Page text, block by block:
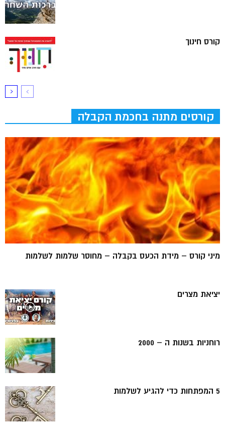
קורס חינוך
קורסים מתנה בחכמת הקבלה
מיני קורס – מידת הכעס בקבלה – מחוסר שלמות לשלמות
יציאת מצרים
רוחניות בשנות ה – 2000
5 המפתחות כדי להגיע לשלמות